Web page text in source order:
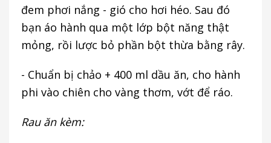
đem phơi nắng - gió cho hơi héo. Sau đó
bạn áo hành qua một lớp bột năng thật
mỏng, rồi lược bỏ phần bột thừa bằng rây.
- Chuẩn bị chảo + 400 ml dầu ăn, cho hành
phi vào chiên cho vàng thơm, vớt để ráo.
Rau ăn kèm: